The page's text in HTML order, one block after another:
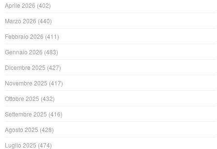
Aprile 2026 (402)
Marzo 2026 (440)
Febbraio 2026 (411)
Gennaio 2026 (483)
Dicembre 2025 (427)
Novembre 2025 (417)
Ottobre 2025 (432)
Settembre 2025 (416)
Agosto 2025 (428)
Luglio 2025 (474)